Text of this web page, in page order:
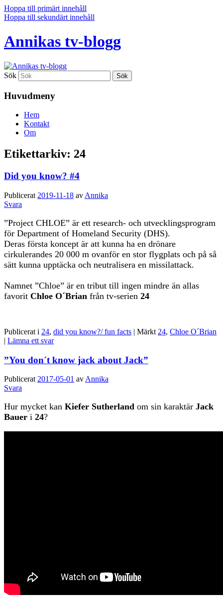
Hoppa till primärt innehåll
Hoppa till sekundärt innehåll
Annikas tv-blogg
Sök
Huvudmeny
Hem
Kontakt
Om
Etikettarkiv: 24
Did you know? #4
Publicerat 2019-11-18 av Annika
Svara
”Project CHLOE” är ett research- och utvecklingsprogram
för Department of Homeland Security (DHS).
Deras första koncept är att kunna ha en drönare
cirkulerandes 20 000 m ovanför en stor flygplats och på så
sätt kunna upptäcka och neutralisera en missilattack.
Namnet ”Chloe” är en tribut till ingen mindre än allas
favorit Chloe O´Brian från tv-serien 24
Publicerat i 24, did you know?/ fun facts | Märkt 24, Chloe O´Brian
| Lämna ett svar
”You don´t know jack about Jack”
Publicerat 2017-05-01 av Annika
Svara
Hur mycket kan Kiefer Sutherland om sin karaktär Jack
Bauer i 24?